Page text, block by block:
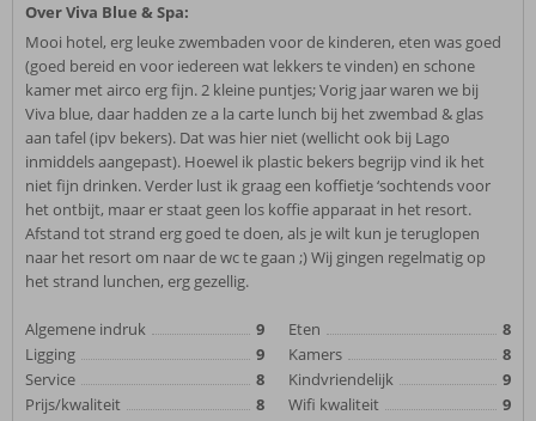
Over Viva Blue & Spa:
Mooi hotel, erg leuke zwembaden voor de kinderen, eten was goed
(goed bereid en voor iedereen wat lekkers te vinden) en schone
kamer met airco erg fijn. 2 kleine puntjes; Vorig jaar waren we bij
Viva blue, daar hadden ze a la carte lunch bij het zwembad & glas
aan tafel (ipv bekers). Dat was hier niet (wellicht ook bij Lago
inmiddels aangepast). Hoewel ik plastic bekers begrijp vind ik het
niet fijn drinken. Verder lust ik graag een koffietje ‘sochtends voor
het ontbijt, maar er staat geen los koffie apparaat in het resort.
Afstand tot strand erg goed te doen, als je wilt kun je teruglopen
naar het resort om naar de wc te gaan ;) Wij gingen regelmatig op
het strand lunchen, erg gezellig.
Algemene indruk
9
Ligging
9
Service
8
Prijs/kwaliteit
8
Eten
8
Kamers
8
Kindvriendelijk
9
Wifi kwaliteit
9